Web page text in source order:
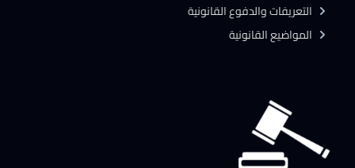
التعريفات والدفوع القانونية
المواضيع القانونية